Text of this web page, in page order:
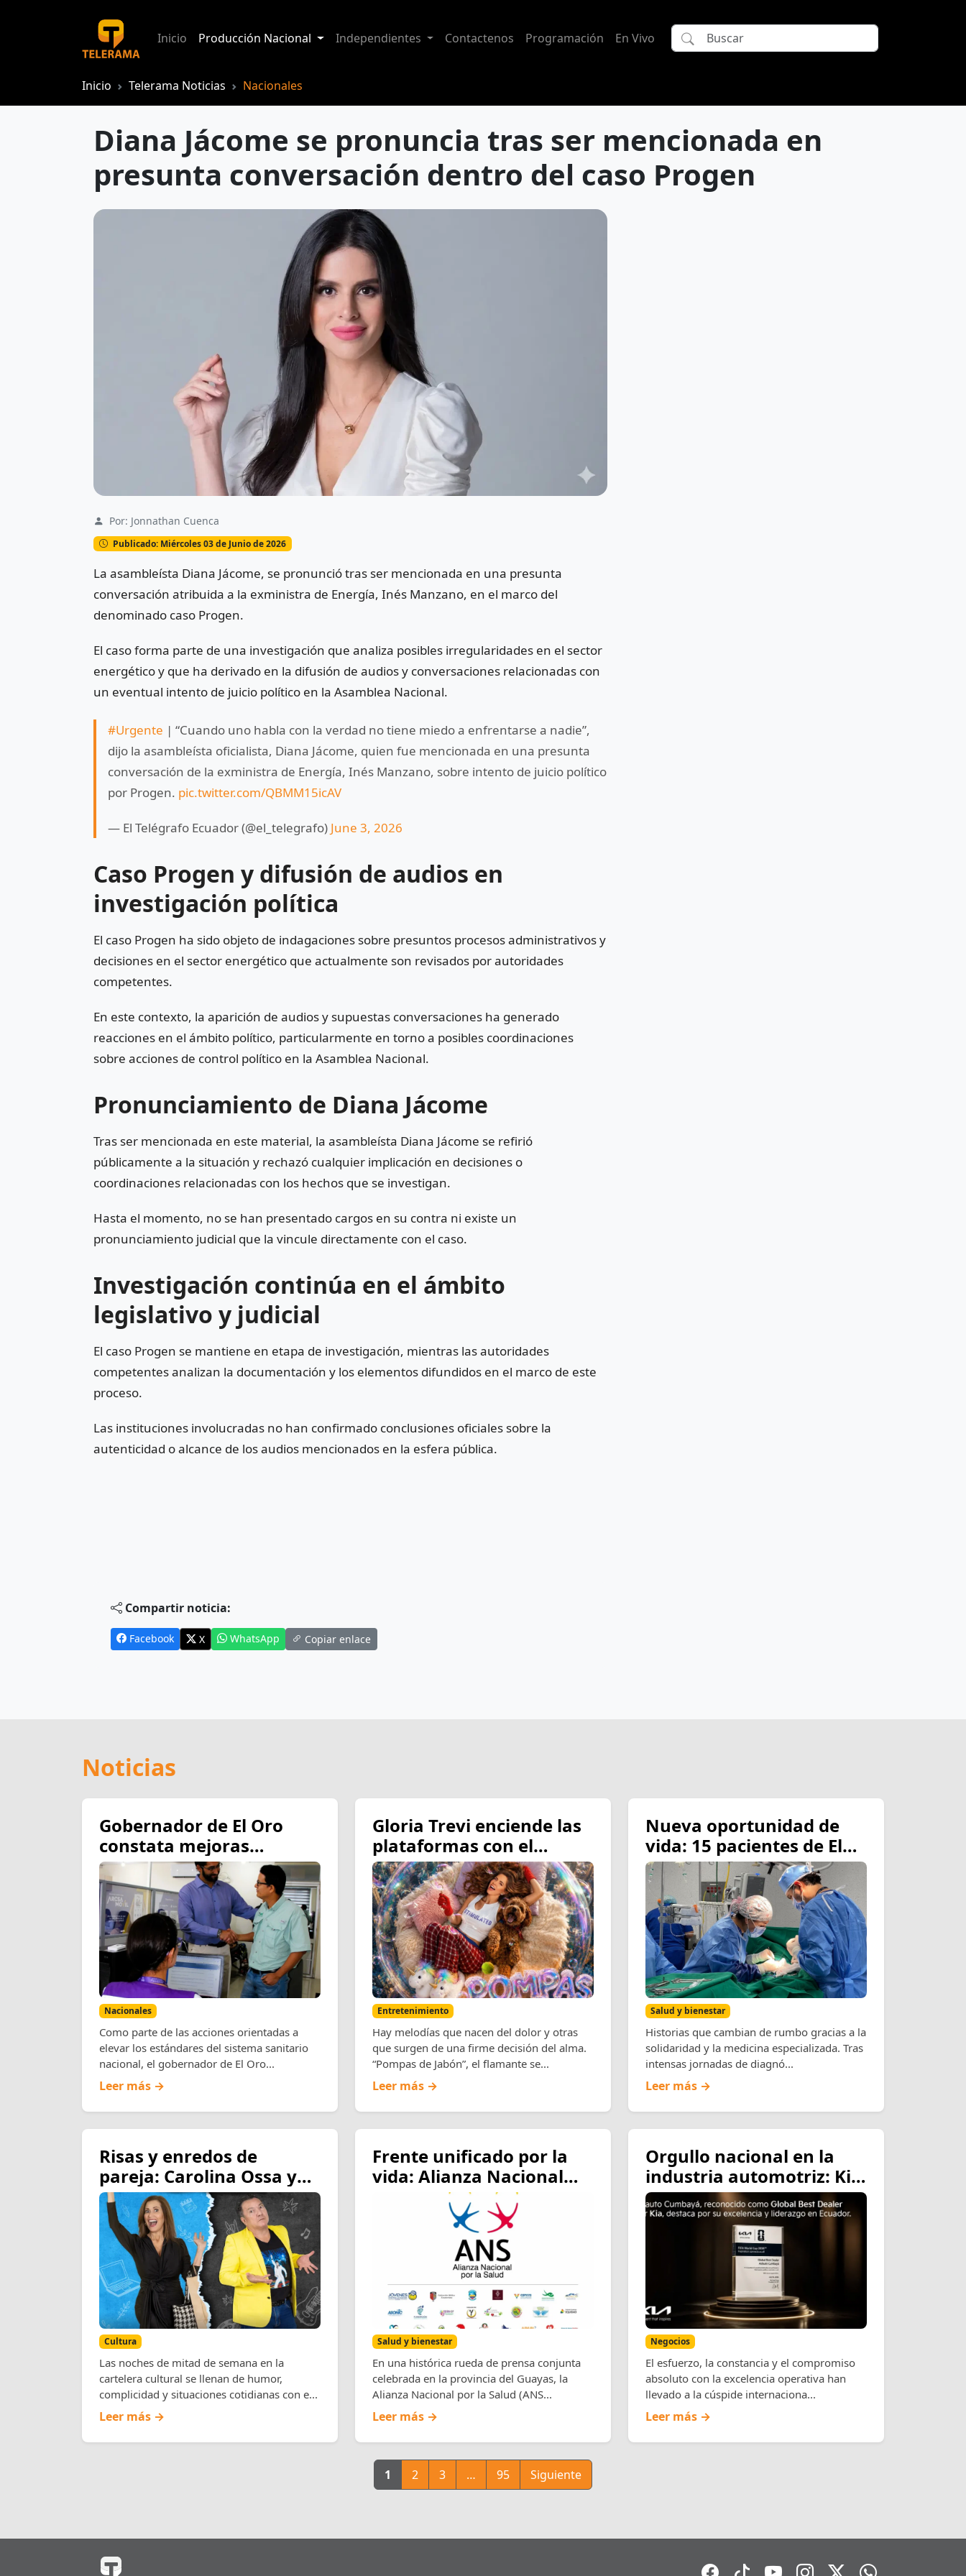
Inicio Producción Nacional Independientes Contactenos Programación En Vivo
Inicio Telerama Noticias Nacionales
Diana Jácome se pronuncia tras ser mencionada en
presunta conversación dentro del caso Progen
Por: Jonnathan Cuenca
Publicado: Miércoles 03 de Junio de 2026
La asambleísta Diana Jácome, se pronunció tras ser mencionada en una presunta
conversación atribuida a la exministra de Energía, Inés Manzano, en el marco del
denominado caso Progen.
El caso forma parte de una investigación que analiza posibles irregularidades en el sector
energético y que ha derivado en la difusión de audios y conversaciones relacionadas con
un eventual intento de juicio político en la Asamblea Nacional.
#Urgente | “Cuando uno habla con la verdad no tiene miedo a enfrentarse a nadie”,
dijo la asambleísta oficialista, Diana Jácome, quien fue mencionada en una presunta
conversación de la exministra de Energía, Inés Manzano, sobre intento de juicio político
por Progen. pic.twitter.com/QBMM15icAV
— El Telégrafo Ecuador (@el_telegrafo) June 3, 2026
Caso Progen y difusión de audios en
investigación política
El caso Progen ha sido objeto de indagaciones sobre presuntos procesos administrativos y
decisiones en el sector energético que actualmente son revisados por autoridades
competentes.
En este contexto, la aparición de audios y supuestas conversaciones ha generado
reacciones en el ámbito político, particularmente en torno a posibles coordinaciones
sobre acciones de control político en la Asamblea Nacional.
Pronunciamiento de Diana Jácome
Tras ser mencionada en este material, la asambleísta Diana Jácome se refirió
públicamente a la situación y rechazó cualquier implicación en decisiones o
coordinaciones relacionadas con los hechos que se investigan.
Hasta el momento, no se han presentado cargos en su contra ni existe un
pronunciamiento judicial que la vincule directamente con el caso.
Investigación continúa en el ámbito
legislativo y judicial
El caso Progen se mantiene en etapa de investigación, mientras las autoridades
competentes analizan la documentación y los elementos difundidos en el marco de este
proceso.
Las instituciones involucradas no han confirmado conclusiones oficiales sobre la
autenticidad o alcance de los audios mencionados en la esfera pública.
Compartir noticia:
Facebook X WhatsApp Copiar enlace
Noticias
Gobernador de El Oro
constata mejoras
operativas y de
infraestructura en la
oficina técnica de ARCSA
en Machala
Nacionales
Como parte de las acciones orientadas a
elevar los estándares del sistema sanitario
nacional, el gobernador de El Oro...
Leer más →
Gloria Trevi enciende las
plataformas con el
estreno de su nuevo
sencillo “Pompas de
Jabón”
Entretenimiento
Hay melodías que nacen del dolor y otras
que surgen de una firme decisión del alma.
“Pompas de Jabón”, el flamante se...
Leer más →
Nueva oportunidad de
vida: 15 pacientes de El
Coca viajan a Quito para
recibir cirugías gratuitas
tras exitosas brigadas
médicas
Salud y bienestar
Historias que cambian de rumbo gracias a la
solidaridad y la medicina especializada. Tras
intensas jornadas de diagnó...
Leer más →
Risas y enredos de
pareja: Carolina Ossa y
Giovanni Dávila se toman
los miércoles de agosto
con la comedia “¿Quién
entiende a los hombres?”
en el Teatro Sánchez
Aguilar
Cultura
Las noches de mitad de semana en la
cartelera cultural se llenan de humor,
complicidad y situaciones cotidianas con e...
Leer más →
Frente unificado por la
vida: Alianza Nacional
por la Salud y gremios
médicos exigen al
Gobierno declarar la
salud como prioridad
Salud y bienestar
En una histórica rueda de prensa conjunta
celebrada en la provincia del Guayas, la
Alianza Nacional por la Salud (ANS...
Leer más →
Orgullo nacional en la
industria automotriz: Kia
Corporation otorga a
Asiauto el prestigioso
galardón «Global Best
Negocios
El esfuerzo, la constancia y el compromiso
absoluto con la excelencia operativa han
llevado a la cúspide internaciona...
Leer más →
1 2 3 … 95 Siguiente